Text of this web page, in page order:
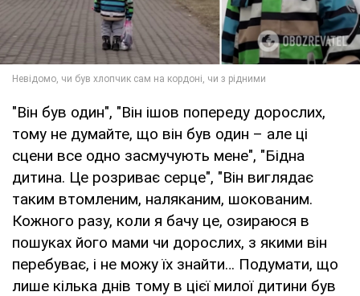
"Він був один", "Він ішов попереду дорослих,
тому не думайте, що він був один – але ці
сцени все одно засмучують мене", "Бідна
дитина. Це розриває серце", "Він виглядає
таким втомленим, наляканим, шокованим.
Кожного разу, коли я бачу це, озираюся в
пошуках його мами чи дорослих, з якими він
перебуває, і не можу їх знайти… Подумати, що
лише кілька днів тому в цієї милої дитини був